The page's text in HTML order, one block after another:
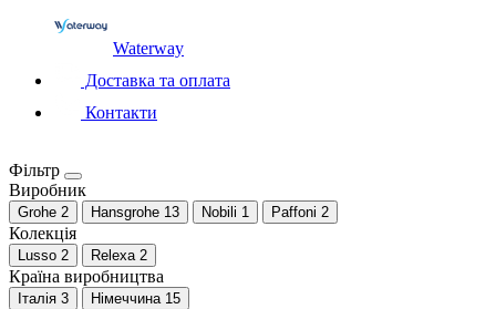
Waterway
Доставка та оплата
Контакти
Фільтр
Виробник
Grohe 2 Hansgrohe 13 Nobili 1 Paffoni 2
Колекція
Lusso 2 Relexa 2
Країна виробництва
Італія 3 Німеччина 15